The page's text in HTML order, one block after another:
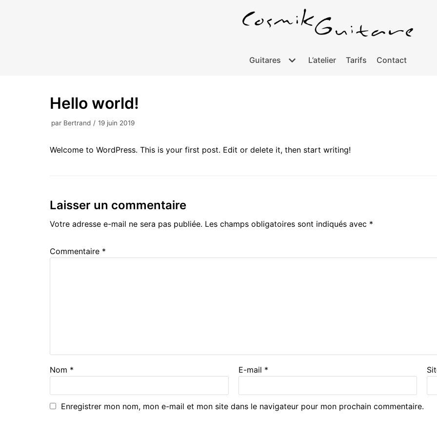
Guitares L’atelier Tarifs Contact
Hello world!
par Bertrand 19 juin 2019
Welcome to WordPress. This is your first post. Edit or delete it, then start writing!
Laisser un commentaire
Votre adresse e-mail ne sera pas publiée. Les champs obligatoires sont indiqués avec *
Commentaire *
Nom * E-mail *
Enregistrer mon nom, mon e-mail et mon site dans le navigateur pour mon prochain commentaire.